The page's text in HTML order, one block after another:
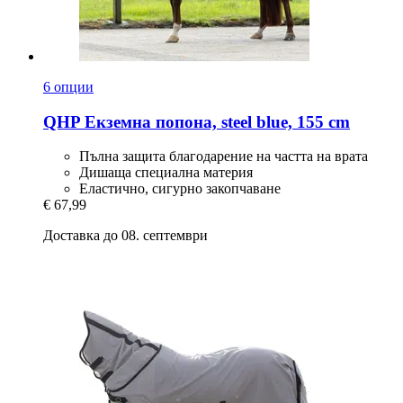
6 опции
QHP Екземна попона, steel blue, 155 cm
Пълна защита благодарение на частта на врата
Дишаща специална материя
Еластично, сигурно закопчаване
€ 67,99
Доставка до 08. септември